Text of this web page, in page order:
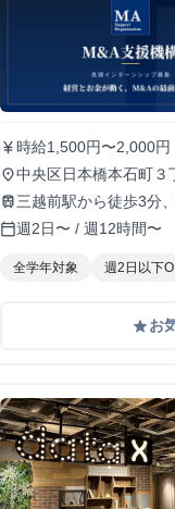
currency_yen時給1,500円〜2,000円
place中央区日本橋本石町３
train 三越前駅から徒歩3分
calendar_today週2日〜 / 週12時間〜
全学年対象 週2日以下
gradeお